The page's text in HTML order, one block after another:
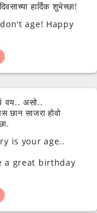
हार्दिक शुभेच्छा!
age! Happy
वय.. असो..
छान साजरा होवो
is your age..
a great birthday